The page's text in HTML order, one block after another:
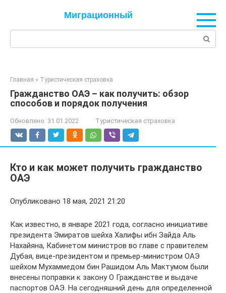
Миграционный
Главная » Туристическая страховка
Гражданство ОАЭ – как получить: обзор
способов и порядок получения
Обновлено: 31.01.2022 Туристическая страховка
Кто и как может получить гражданство
ОАЭ
Опубликовано 18 мая, 2021 21:20
Как известно, в январе 2021 года, согласно инициативе
президента Эмиратов шейха Халифы ибн Зайда Аль
Нахайяна, Кабинетом министров во главе с правителем
Дубая, вице-президентом и премьер-министром ОАЭ
шейхом Мухаммедом бин Рашидом Аль Мактумом были
внесены поправки к закону О Гражданстве и выдаче
паспортов ОАЭ. На сегодняшний день для определенной